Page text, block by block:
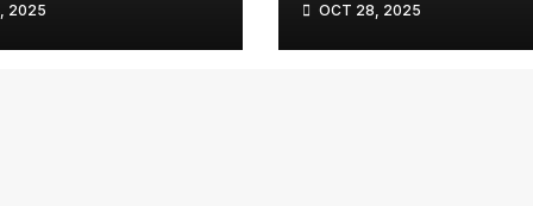
2025
reglas
OCT 28, 2025